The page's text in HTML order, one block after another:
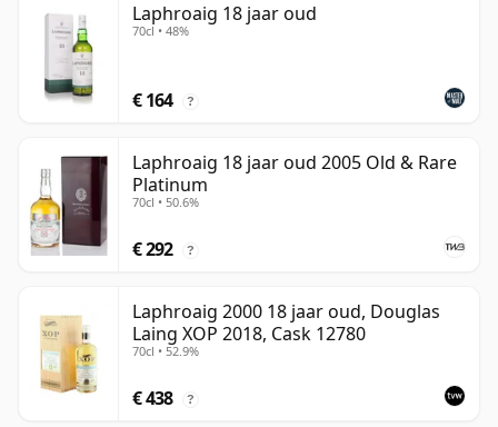
Laphroaig 18 jaar oud
70cl • 48%
€ 164 ?
Laphroaig 18 jaar oud 2005 Old & Rare
Platinum
70cl • 50.6%
€ 292 ?
Laphroaig 2000 18 jaar oud, Douglas
Laing XOP 2018, Cask 12780
70cl • 52.9%
€ 438 ?